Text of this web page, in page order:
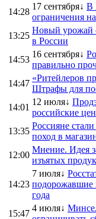
14:28
17 сентября↓ В
ограничения
13:25
Новый урожай
в России
14:53
16 сентября↓
правильно
14:47
«Ритейлеров
Штрафы для
14:01
12 июля↓
российские
13:35
Россияне
поход в
12:00
Мнение. Идея
изъятых
14:23
7 июля↓
подорожавшие
года
15:47
4 июля↓